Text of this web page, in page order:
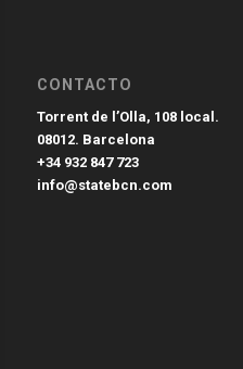
CONTACTO
Torrent de l’Olla, 108 local.
08012. Barcelona
+34 932 847 723
info@statebcn.com